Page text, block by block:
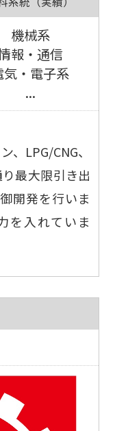
機械系
報・通信
気・電子系
...
LPG/CNG、
最大限引き出
開発を行いま
を入れていま